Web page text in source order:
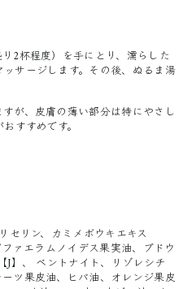
2杯程度）を手にとり、濡らした
サージします。その後、ぬるま湯
が、皮膚の薄い部分は特にやさし
すすめです。
セリン、カミメボウキエキス
ファエラムノイデス果実油、ブドウ
】、 ベントナイト、リゾレシチ
ツ果皮油、ヒバ油、オレンジ果皮